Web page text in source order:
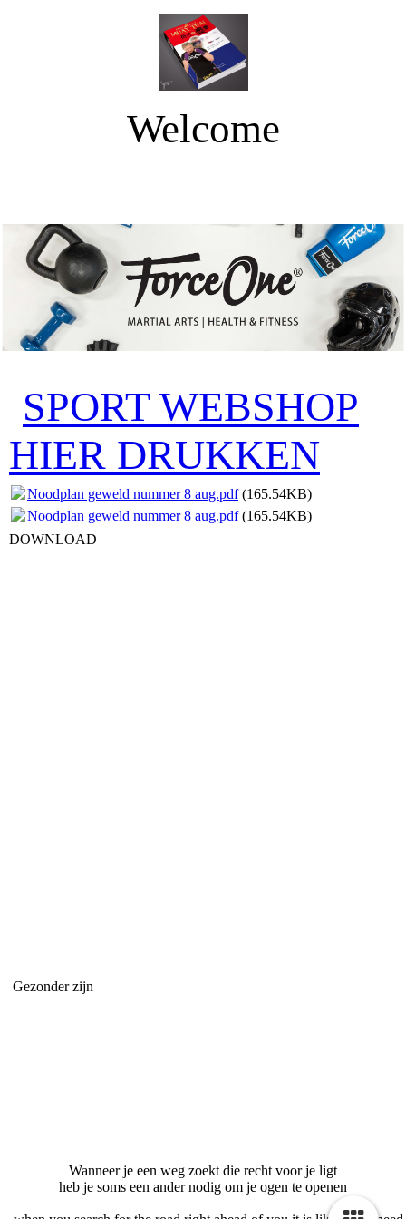
Welcome
SPORT WEBSHOP
HIER DRUKKEN
Noodplan geweld nummer 8 aug.pdf(165.54KB)
Noodplan geweld nummer 8 aug.pdf(165.54KB)
DOWNLOAD
Gezonder zijn
Wanneer je een weg zoekt die recht voor je ligt
heb je soms een ander nodig om je ogen te openen